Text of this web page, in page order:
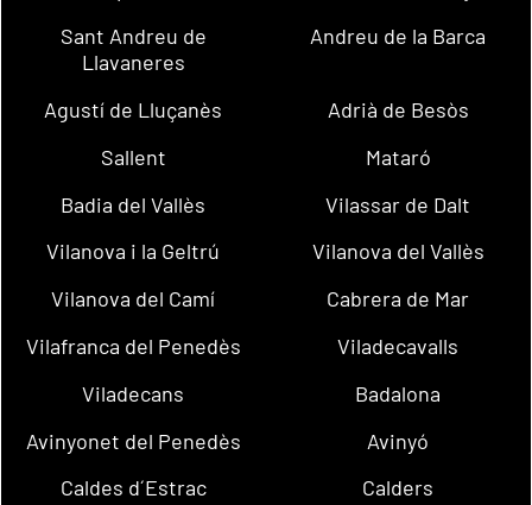
Sant Andreu de
Llavaneres
Andreu de la Barca
Agustí de Lluçanès
Adrià de Besòs
Sallent
Mataró
Badia del Vallès
Vilassar de Dalt
Vilanova i la Geltrú
Vilanova del Vallès
Vilanova del Camí
Cabrera de Mar
Vilafranca del Penedès
Viladecavalls
Viladecans
Badalona
Avinyonet del Penedès
Avinyó
Caldes d´Estrac
Calders